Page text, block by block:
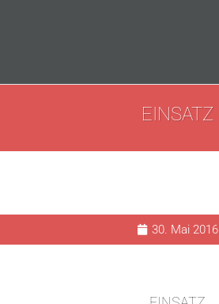
EINSATZ
30. Mai 2016